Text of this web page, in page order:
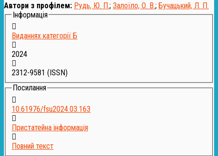
Автори з профілем: Рудь, Ю. П.; Залоїло, О. В.; Бучацький, Л. П.
Інформація
Виданнях категорії Б
2024
2312-9581 (ISSN)
Посилання
10.61976/fsu2024.03.163
Пристатейна інформація
Повний текст